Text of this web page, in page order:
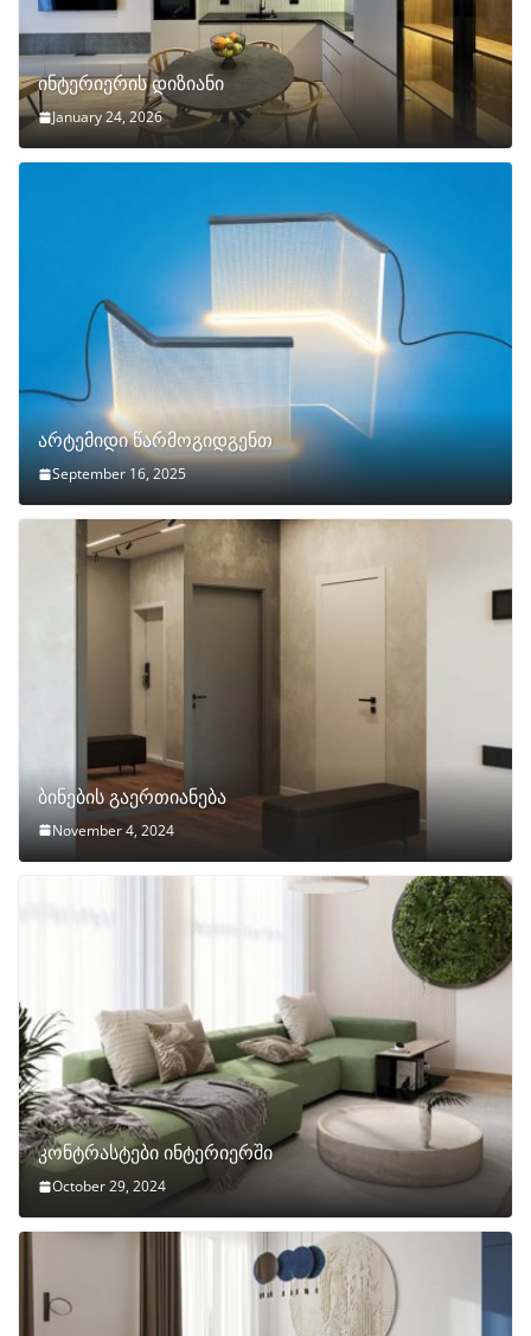
ინტერიერის დიზიანი
January 24, 2026
არტემიდი წარმოგიდგენთ
September 16, 2025
ბინების გაერთიანება
November 4, 2024
კონტრასტები ინტერიერში
October 29, 2024